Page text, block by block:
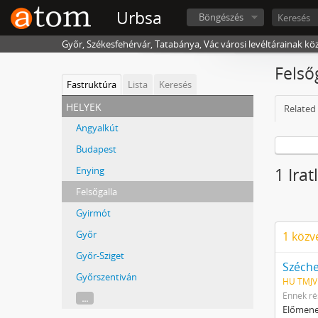
Urbsa Böngészés
Győr, Székesfehérvár, Tatabánya, Vác városi levéltárainak
Fastruktúra Lista Keresés
helyek
Angyalkút
Budapest
Enying
Felsőgalla
Gyirmót
Győr
Győr-Sziget
Győrszentiván
...
1
1
HU
Ennek